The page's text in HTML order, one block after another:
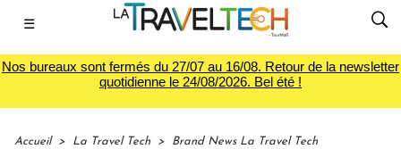
☰
Nos bureaux sont fermés du 27/07 au 16/08. Retour de la newsletter
quotidienne le 24/08/2026. Bel été !
Accueil > La Travel Tech > Brand News La Travel Tech